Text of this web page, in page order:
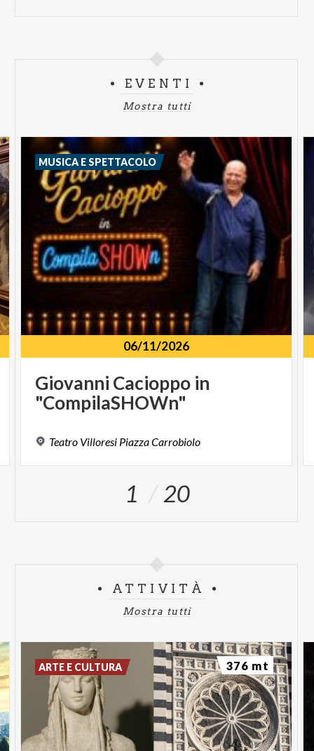
EVENTI
Mostra tutti
06/11/2026
Giovanni Cacioppo in
"CompilaSHOWn"
Teatro Villoresi PiazzaCarrobiolo
MUSICA E SPETTACOLO
1 20
ATTIVITÀ
Mostra tutti
ARTE E CULTURA 376 mt